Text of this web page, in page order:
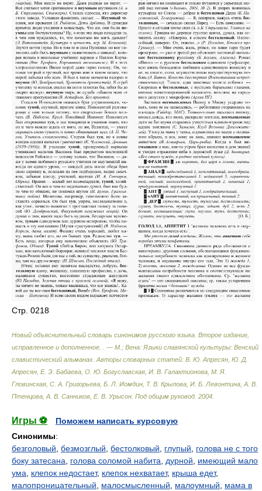
Стр. 0218
Новый объяснительный словарь синонимов русского языка. Второе издание,
исправленное и дополненное. . — М.; Вена: Языки славянской культуры: Венский
славистический альманах.Авторы словарных статей: В. Ю. Апресян, Ю. Д.
Апресян, Е. Э. Бабаева, О. Ю. Богуславская, И. В. Галактионова, М. Я.
Гловинская, С. А. Григорьева, Б. Л. Иомдин, Т. В. Крылова, И. Б. Левонтина, А. В.
Птенцова, А. В. Санников, Е. В. Урысон. Под общим руковод. 2004.
Игры ⚽
Поможем написать курсовую
Синонимы:
безголовый, безмозглый, бестолковый, глупый, голова не с того
боку затесана, голова соломой набита, дурной, имеющий мало
ума, клепок недостает, клепок нехватает, крыша едет,
малопроницательный, малосмысленный, малоумный, мама в